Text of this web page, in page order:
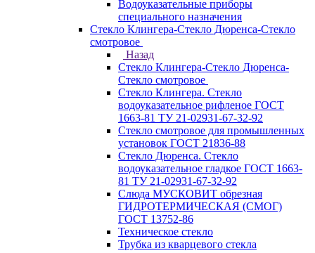
Водоуказательные приборы
специального назначения
Стекло Клингера-Стекло Дюренса-Стекло
смотровое
Назад
Стекло Клингера-Стекло Дюренса-
Стекло смотровое
Стекло Клингера. Стекло
водоуказательное рифленое ГОСТ
1663-81 ТУ 21-02931-67-32-92
Стекло смотровое для промышленных
установок ГОСТ 21836-88
Стекло Дюренса. Стекло
водоуказательное гладкое ГОСТ 1663-
81 ТУ 21-02931-67-32-92
Слюда МУСКОВИТ обрезная
ГИДРОТЕРМИЧЕСКАЯ (СМОГ)
ГОСТ 13752-86
Техническое стекло
Трубка из кварцевого стекла